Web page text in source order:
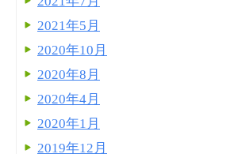
2021年5月
2020年10月
2020年8月
2020年4月
2020年1月
2019年12月